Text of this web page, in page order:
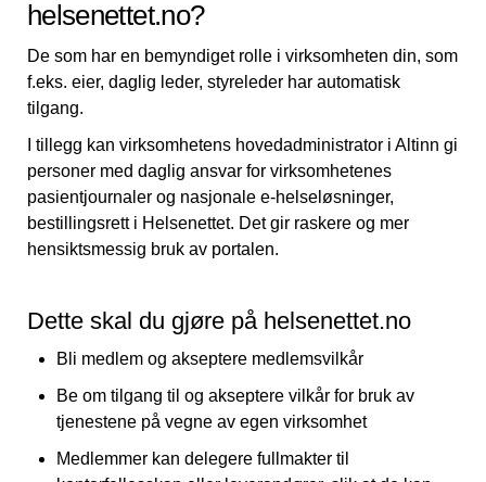
helsenettet.no?
De som har en bemyndiget rolle i virksomheten din, som
f.eks. eier, daglig leder, styreleder har automatisk
tilgang.
I tillegg kan virksomhetens hovedadministrator i Altinn gi
personer med daglig ansvar for virksomhetenes
pasientjournaler og nasjonale e-helseløsninger,
bestillingsrett i Helsenettet. Det gir raskere og mer
hensiktsmessig bruk av portalen.
Dette skal du gjøre på helsenettet.no
Bli medlem og akseptere medlemsvilkår
Be om tilgang til og akseptere vilkår for bruk av
tjenestene på vegne av egen virksomhet
Medlemmer kan delegere fullmakter til